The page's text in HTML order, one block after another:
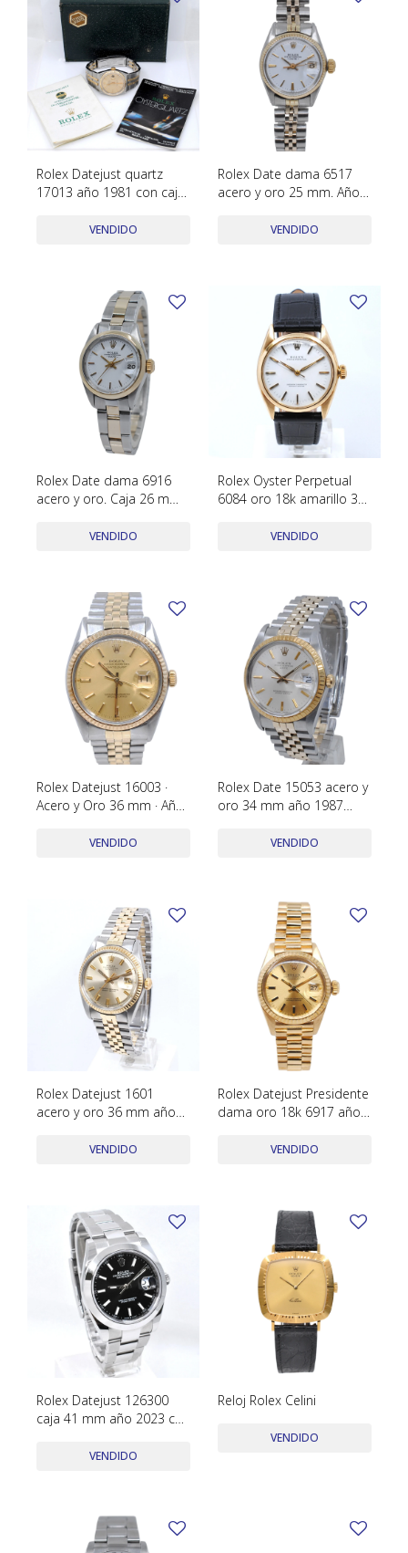
Rolex Datejust quartz
17013 año 1981 con caja
VENDIDO
Rolex Date dama 6517
acero y oro 25 mm. Año
VENDIDO
Rolex Date dama 6916
acero y oro. Caja 26 mm.
VENDIDO
Rolex Oyster Perpetual
6084 oro 18k amarillo 34
VENDIDO
Rolex Datejust 16003 ·
Acero y Oro 36 mm · Año
VENDIDO
Rolex Date 15053 acero y
oro 34 mm año 1987
VENDIDO
Rolex Datejust 1601
acero y oro 36 mm año
VENDIDO
Rolex Datejust Presidente
dama oro 18k 6917 año
VENDIDO
Rolex Datejust 126300
caja 41 mm año 2023 con
Excelente condición
VENDIDO
Reloj Rolex Celini
VENDIDO